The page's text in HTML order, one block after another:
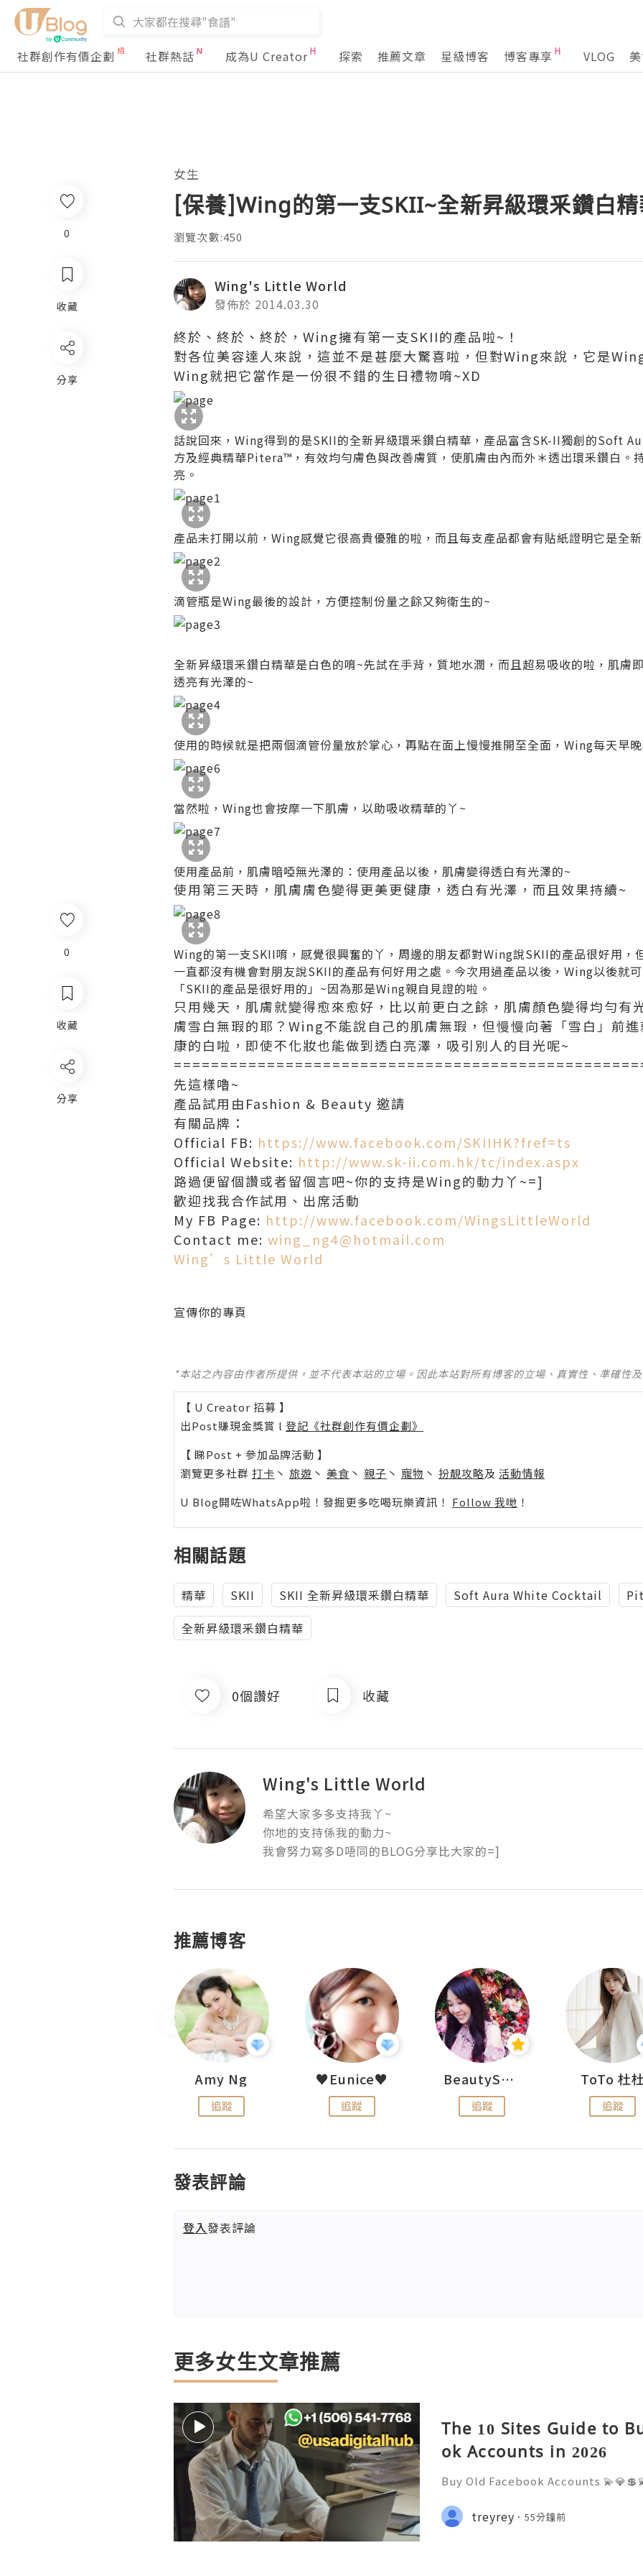
社群創作有價企劃 社群熱話 成為U Creator 探索 推薦文章 星級博客 博客專享 VLOG
0
收藏
分享
女生
[保養]Wing的第一支SKII~全新昇級環釆鑽白
瀏覽次數:450
Wing's Little World
發佈於 2014.03.30
終於、終於、終於，Wing擁有第一支SKII的產品啦~！
對各位美容達人來說，這並不是甚麼大驚喜啦，但對Wing來說，它是
Wing就把它當作是一份很不錯的生日禮物唷~XD
話說回來，Wing得到的是SKII的全新昇級環釆鑽白精華，產品富含SK-II獨創的Soft
方及經典精華Pitera™，有效均勻膚色與改善膚質，使肌膚由內而外＊透出環釆鑽白。
亮。
產品未打開以前，Wing感覺它很高貴優雅的啦，而且每支產品都會有貼紙證明它是全
滴管瓶是Wing最後的設計，方便控制份量之餘又夠衛生的~
全新昇級環釆鑽白精華是白色的唷~先試在手背，質地水潤，而且超易吸收的啦，肌膚
透亮有光澤的~
使用的時候就是把兩個滴管份量放於掌心，再點在面上慢慢推開至全面，Wing每天早
當然啦，Wing也會按摩一下肌膚，以助吸收精華的丫~
使用產品前，肌膚暗啞無光澤的：使用產品以後，肌膚變得透白有光澤的~
使用第三天時，肌膚膚色變得更美更健康，透白有光澤，而且效果持續~
Wing的第一支SKII唷，感覺很興奮的丫，周邊的朋友都對Wing說SKII的產品很好用，
一直都沒有機會對朋友說SKII的產品有何好用之處。今次用過產品以後，Wing以後就
「SKII的產品是很好用的」~因為那是Wing親自見證的啦。
只用幾天，肌膚就變得愈來愈好，比以前更白之餘，肌膚顏色變得均勻有
膚雪白無瑕的耶？Wing不能說自己的肌膚無瑕，但慢慢向著「雪白」前
康的白啦，即使不化妝也能做到透白亮澤，吸引別人的目光呢~
先這樣嚕~
產品試用由Fashion & Beauty 邀請
有關品牌：
Official FB: https://www.facebook.com/SKIIHK?fref=ts
Official Website: http://www.sk-ii.com.hk/tc/index.aspx
路過便留個讚或者留個言吧~你的支持是Wing的動力丫~=]
歡迎找我合作試用、出席活動
My FB Page: http://www.facebook.com/WingsLittleWorld
Contact me: wing_ng4@hotmail.com
Wing’s Little World
宣傳你的專頁
*本站之內容由作者所提供，並不代表本站的立場。因此本站對所有博客的立場、真實性、準確性
【 U Creator 招募 】
出Post賺現金獎賞 l 登記《社群創作有價企劃》
【 睇Post + 參加品牌活動 】
瀏覽更多社群 打卡 丶 旅遊 丶 美食 丶 親子 丶 寵物 丶 扮靚攻略及 活動情報
U Blog開咗WhatsApp啦！發掘更多吃喝玩樂資訊！ Follow 我哋 ！
相關話題
精華 SKII SKII 全新昇級環釆鑽白精華 Soft Aura White Cocktail
全新昇級環釆鑽白精華
0個讚好 收藏
Wing's Little World
希望大家多多支持我丫~
你地的支持係我的動力~
我會努力寫多D唔同的BLOG分享比大家的=]
推薦博客
Amy Ng
追蹤
♥Eunice♥
追蹤
BeautySearch
追蹤
ToTo 杜
追蹤
發表評論
登入發表評論
更多女生文章推薦
The 10 Sites Guide to
ok Accounts in 2026
Buy Old Facebook Accounts
68 💫💎💲💫🌐✨💎Telegram:
cord: usadigitalhub
treyrey 55分鐘前
0
收藏
分享